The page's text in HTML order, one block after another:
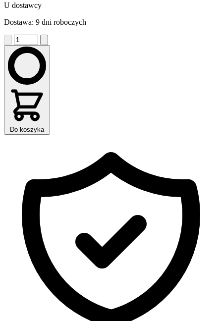
U dostawcy
Dostawa: 9 dni roboczych
Do koszyka